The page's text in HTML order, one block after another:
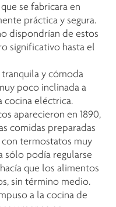
se fabricara en
práctica y segura.
dispondrían de estos
significativo hasta el
tranquila y cómoda
poco inclinada a
cocina eléctrica.
aparecieron en 1890,
comidas preparadas
con termostatos muy
sólo podía regularse
que los alimentos
sin término medio.
a la cocina de